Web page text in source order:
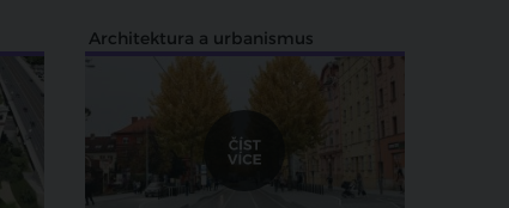
Architektura a urbanismus